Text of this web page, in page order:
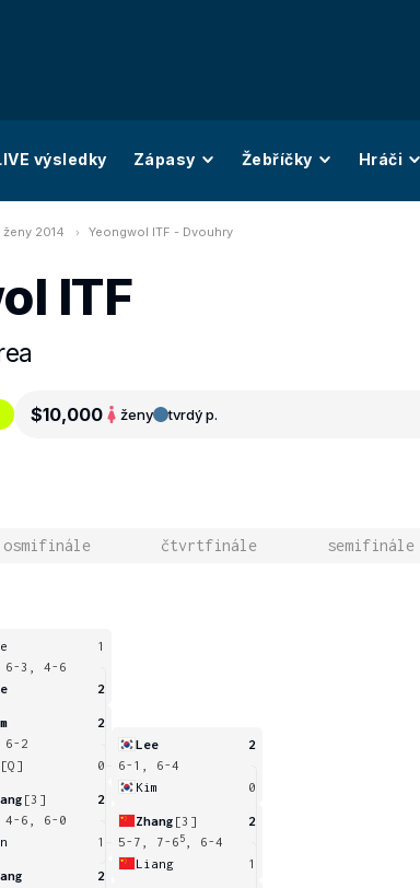
výsledky Zápasy Žebříčky Hráči
ženy 2014 Yeongwol ITF - Dvouhry
ITF
$10,000 ženy tvrdý p.
osmifinále čtvrtfinále semifinále
1
6-3, 4-6
2
2
6-2
[Q] 0
[3]
2
4-6, 6-0
1
2
Lee
2
6-1, 6-4
Kim
0
Zhang [3]
2
5-7, 7-6 5
, 6-4
Liang
1